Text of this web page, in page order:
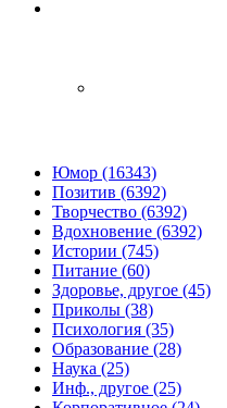
Юмор (16343)
Позитив (6392)
Творчество (6392)
Вдохновение (6392)
Истории (745)
Питание (60)
Здоровье, другое (45)
Приколы (38)
Психология (35)
Образование (28)
Наука (25)
Инф., другое (25)